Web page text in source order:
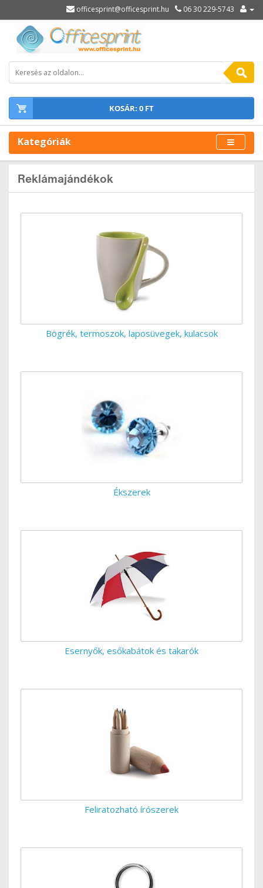
officesprint@officesprint.hu 06 30 229-5743
KOSÁR: 0 FT
Kategóriák
Reklámajándékok
Bögrék, termoszok, laposüvegek, kulacsok
Ékszerek
Esernyők, esőkabátok és takarók
Feliratozható írószerek